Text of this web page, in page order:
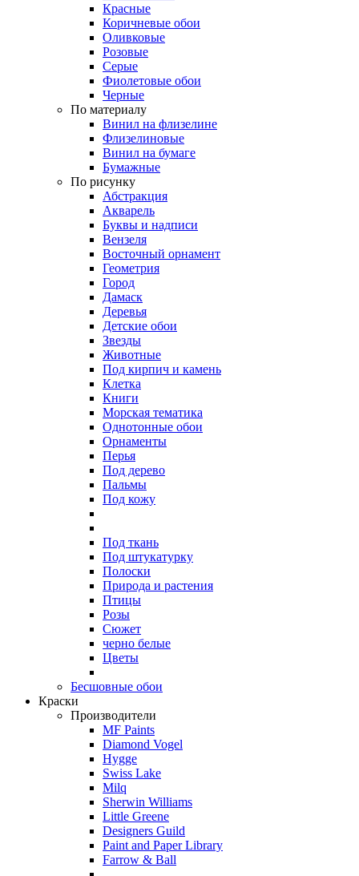
Красные
Коричневые обои
Оливковые
Розовые
Серые
Фиолетовые обои
Черные
По материалу
Винил на флизелине
Флизелиновые
Винил на бумаге
Бумажные
По рисунку
Абстракция
Акварель
Буквы и надписи
Вензеля
Восточный орнамент
Геометрия
Город
Дамаск
Деревья
Детские обои
Звезды
Животные
Под кирпич и камень
Клетка
Книги
Морская тематика
Однотонные обои
Орнаменты
Перья
Под дерево
Пальмы
Под кожу
Под ткань
Под штукатурку
Полоски
Природа и растения
Птицы
Розы
Сюжет
черно белые
Цветы
Бесшовные обои
Краски
Производители
MF Paints
Diamond Vogel
Hygge
Swiss Lake
Milq
Sherwin Williams
Little Greene
Designers Guild
Paint and Paper Library
Farrow & Ball